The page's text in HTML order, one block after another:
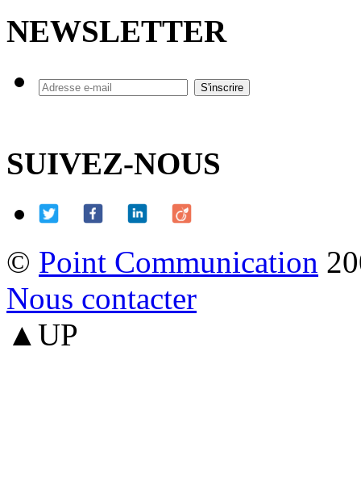
NEWSLETTER
SUIVEZ-NOUS
© Point Communication
Nous contacter
▲UP